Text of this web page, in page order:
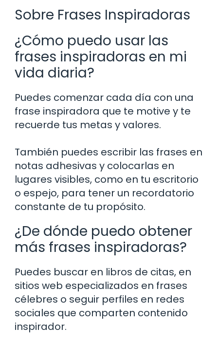
Sobre Frases Inspiradoras
¿Cómo puedo usar las
frases inspiradoras en mi
vida diaria?
Puedes comenzar cada día con una
frase inspiradora que te motive y te
recuerde tus metas y valores.
También puedes escribir las frases en
notas adhesivas y colocarlas en
lugares visibles, como en tu escritorio
o espejo, para tener un recordatorio
constante de tu propósito.
¿De dónde puedo obtener
más frases inspiradoras?
Puedes buscar en libros de citas, en
sitios web especializados en frases
célebres o seguir perfiles en redes
sociales que comparten contenido
inspirador.